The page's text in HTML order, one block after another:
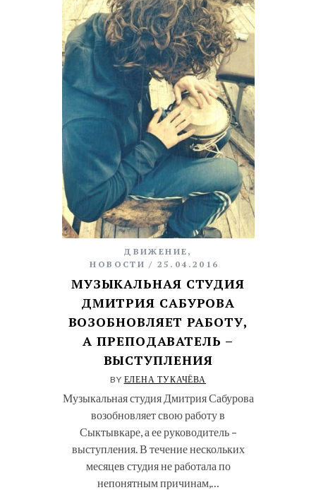
ДВИЖЕНИЕ ,
НОВОСТИ
25.04.2016
МУЗЫКАЛЬНАЯ СТУДИЯ
ДМИТРИЯ САБУРОВА
ВОЗОБНОВЛЯЕТ РАБОТУ,
А ПРЕПОДАВАТЕЛЬ –
ВЫСТУПЛЕНИЯ
BY ЕЛЕНА ТУКАЧЁВА
Музыкальная студия Дмитрия Сабурова
возобновляет свою работу в
Сыктывкаре, а ее руководитель –
выступления. В течение нескольких
месяцев студия не работала по
непонятным причинам,…